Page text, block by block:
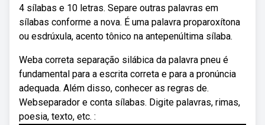
4 sílabas e 10 letras. Separe outras palavras em
sílabas conforme a nova. É uma palavra proparoxítona
ou esdrúxula, acento tônico na antepenúltima sílaba.
Weba correta separação silábica da palavra pneu é
fundamental para a escrita correta e para a pronúncia
adequada. Além disso, conhecer as regras de.
Webseparador e conta sílabas. Digite palavras, rimas,
poesia, texto, etc. :